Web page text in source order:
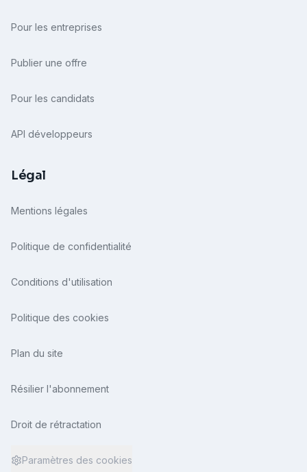
Pour les entreprises
Publier une offre
Pour les candidats
API développeurs
Légal
Mentions légales
Politique de confidentialité
Conditions d'utilisation
Politique des cookies
Plan du site
Résilier l'abonnement
Droit de rétractation
Paramètres des cookies